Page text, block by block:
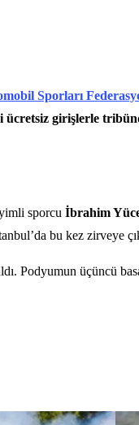
Sporları
ücretsiz girişlerle
sporcu İbrahim
bu kez zirveye
Podyumun üçüncü